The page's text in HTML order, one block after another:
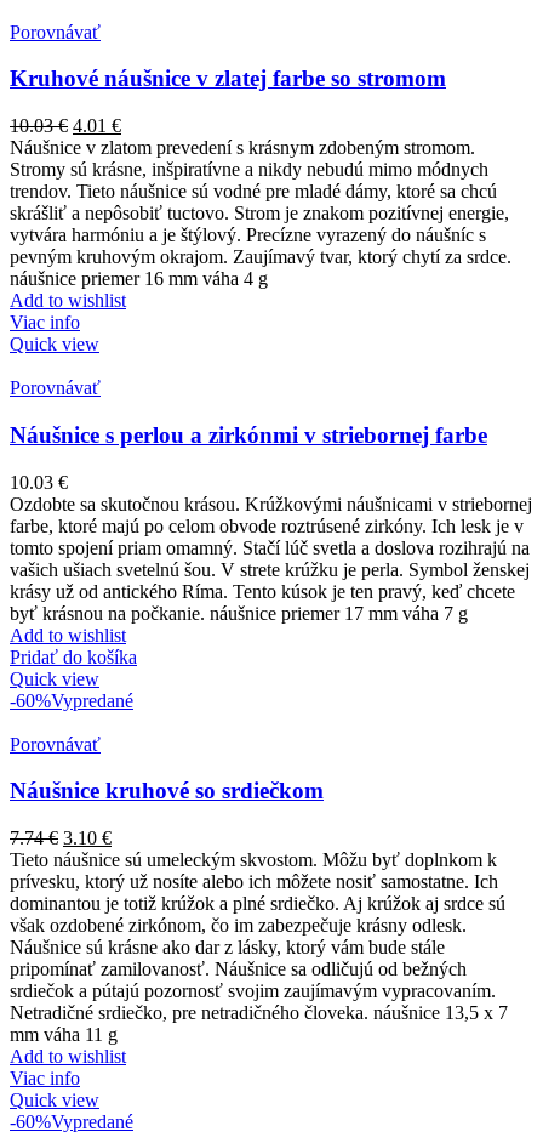
Porovnávať
Kruhové náušnice v zlatej farbe so stromom
10.03€ 4.01 €
Náušnice v zlatom prevedení s krásnym zdobeným stromom.
Stromy sú krásne, inšpiratívne a nikdy nebudú mimo módnych
trendov. Tieto náušnice sú vodné pre mladé dámy, ktoré sa chcú
skrášliť a nepôsobiť tuctovo. Strom je znakom pozitívnej energie,
vytvára harmóniu a je štýlový. Precízne vyrazený do náušníc s
pevným kruhovým okrajom. Zaujímavý tvar, ktorý chytí za srdce.
náušnice priemer 16 mm váha 4 g
Add to wishlist
Viac info
Quick view
Porovnávať
Náušnice s perlou a zirkónmi v striebornej farbe
10.03 €
Ozdobte sa skutočnou krásou. Krúžkovými náušnicami v striebornej
farbe, ktoré majú po celom obvode roztrúsené zirkóny. Ich lesk je v
tomto spojení priam omamný. Stačí lúč svetla a doslova rozihrajú na
vašich ušiach svetelnú šou. V strete krúžku je perla. Symbol ženskej
krásy už od antického Ríma. Tento kúsok je ten pravý, keď chcete
byť krásnou na počkanie. náušnice priemer 17 mm váha 7 g
Add to wishlist
Pridať do košíka
Quick view
-60%Vypredané
Porovnávať
Náušnice kruhové so srdiečkom
7.74€ 3.10 €
Tieto náušnice sú umeleckým skvostom. Môžu byť doplnkom k
prívesku, ktorý už nosíte alebo ich môžete nosiť samostatne. Ich
dominantou je totiž krúžok a plné srdiečko. Aj krúžok aj srdce sú
však ozdobené zirkónom, čo im zabezpečuje krásny odlesk.
Náušnice sú krásne ako dar z lásky, ktorý vám bude stále
pripomínať zamilovanosť. Náušnice sa odličujú od bežných
srdiečok a pútajú pozornosť svojim zaujímavým vypracovaním.
Netradičné srdiečko, pre netradičného človeka. náušnice 13,5 x 7
mm váha 11 g
Add to wishlist
Viac info
Quick view
-60%Vypredané